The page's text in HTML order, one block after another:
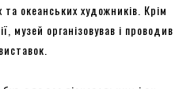
океанських художників. Крім
музей організовував і проводив